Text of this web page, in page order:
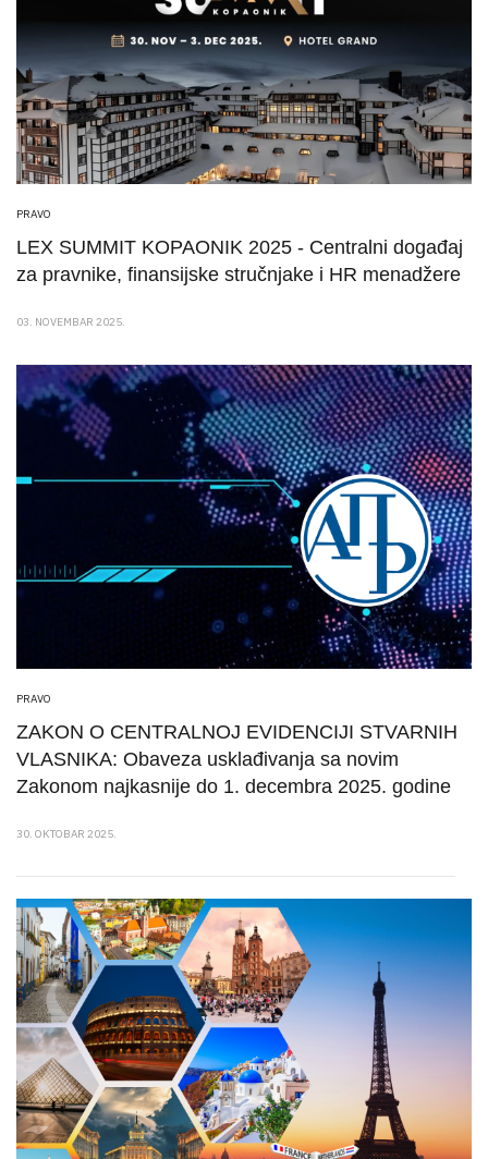
PRAVO
LEX SUMMIT KOPAONIK 2025 - Centralni događaj
za pravnike, finansijske stručnjake i HR menadžere
03. NOVEMBAR 2025.
PRAVO
ZAKON O CENTRALNOJ EVIDENCIJI STVARNIH
VLASNIKA: Obaveza usklađivanja sa novim
Zakonom najkasnije do 1. decembra 2025. godine
30. OKTOBAR 2025.